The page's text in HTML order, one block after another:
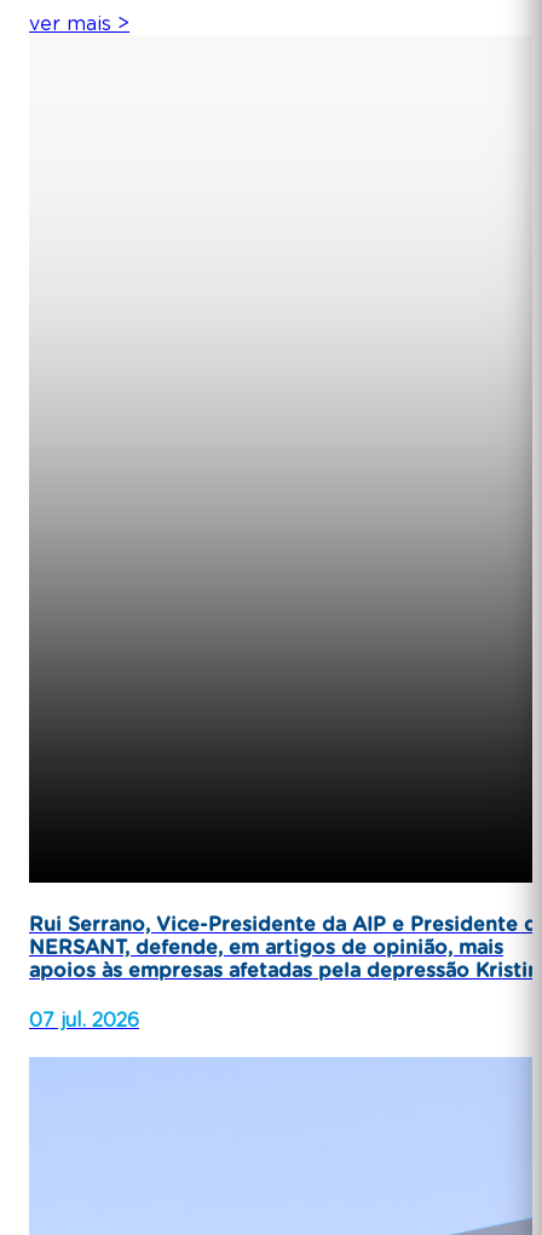
ver mais >
Rui Serrano, Vice-Presidente da AIP e Presidente
NERSANT, defende, em artigos de opinião, mais
apoios às empresas afetadas pela depressão Kristin
07 jul. 2026